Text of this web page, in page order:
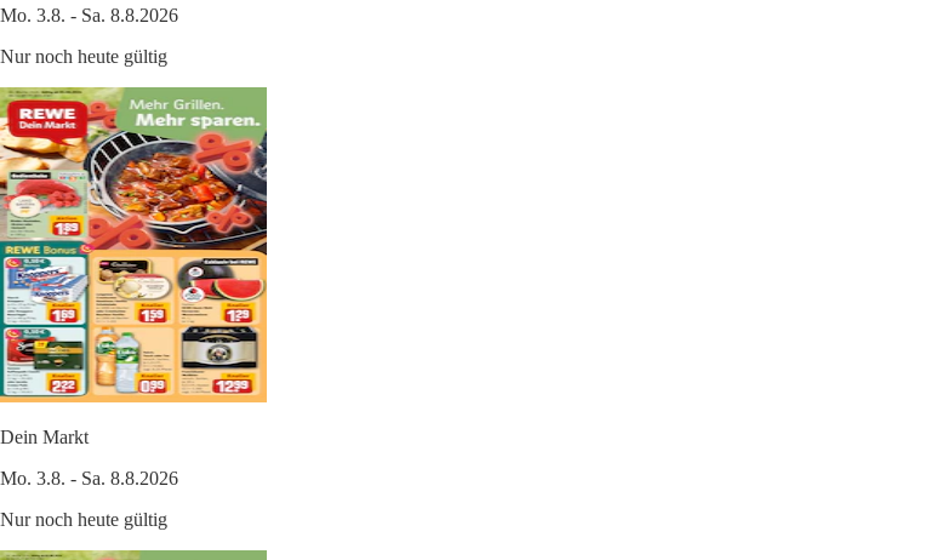
Mo. 3.8. - Sa. 8.8.2026
Nur noch heute gültig
Dein Markt
Mo. 3.8. - Sa. 8.8.2026
Nur noch heute gültig